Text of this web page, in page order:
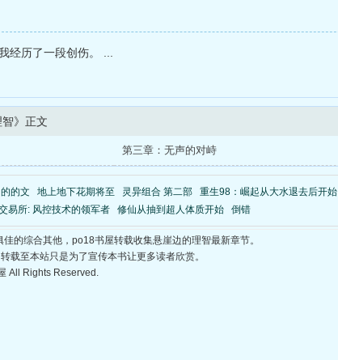
经历了一段创伤。 ...
智》正文
第三章：无声的对峙
的文 地上地下花期将至 灵异组合 第二部
重生98：崛起从大水退去后开始
易所: 风控技术的领军者 修仙从抽到超人体质开始 倒错
的综合其他，po18书屋转载收集悬崖边的理智最新章节。
载至本站只是为了宣传本书让更多读者欣赏。
All Rights Reserved.